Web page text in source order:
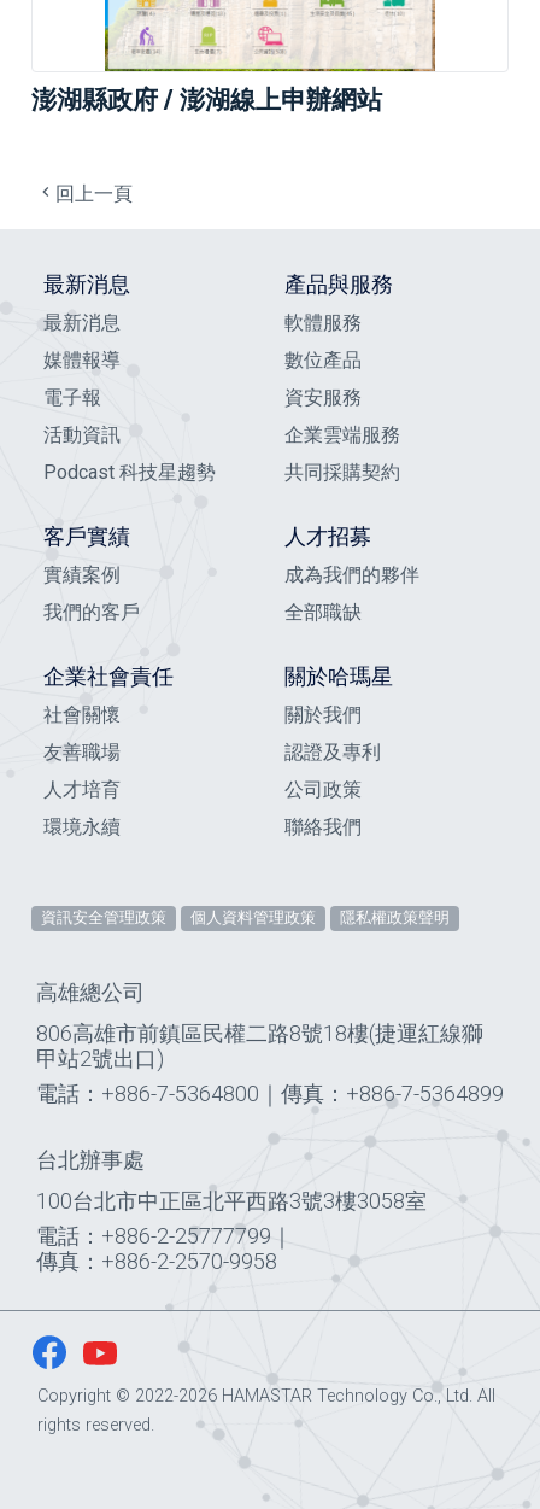
澎湖縣政府 / 澎湖線上申辦網站
回上一頁
最新消息
最新消息
媒體報導
電子報
活動資訊
Podcast 科技星趨勢
產品與服務
軟體服務
數位產品
資安服務
企業雲端服務
共同採購契約
客戶實績
實績案例
我們的客戶
人才招募
成為我們的夥伴
全部職缺
企業社會責任
社會關懷
友善職場
人才培育
環境永續
關於哈瑪星
關於我們
認證及專利
公司政策
聯絡我們
資訊安全管理政策 個人資料管理政策 隱私權政策聲明
高雄總公司
806高雄市前鎮區民權二路8號18樓(捷運紅線獅
甲站2號出口)
電話：+886-7-5364800 ｜ 傳真：+886-7-5364899
台北辦事處
100台北市中正區北平西路3號3樓3058室
電話：+886-2-25777799 ｜
傳真：+886-2-2570-9958
Copyright © 2022-2026 HAMASTAR Technology Co., Ltd. All
rights reserved.